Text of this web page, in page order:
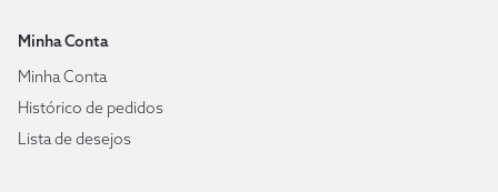
Minha Conta
Minha Conta
Histórico de pedidos
Lista de desejos